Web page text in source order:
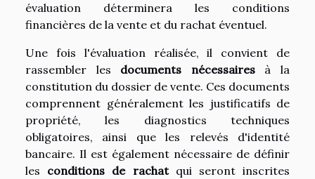
évaluation déterminera les conditions
financières de la vente et du rachat éventuel.
Une fois l'évaluation réalisée, il convient de
rassembler les documents nécessairesà la
constitution du dossier de vente. Ces documents
comprennent généralement les justificatifs de
propriété, les diagnostics techniques
obligatoires, ainsi que les relevés d'identité
bancaire. Il est également nécessaire de définir
les conditions de rachatqui seront inscrites